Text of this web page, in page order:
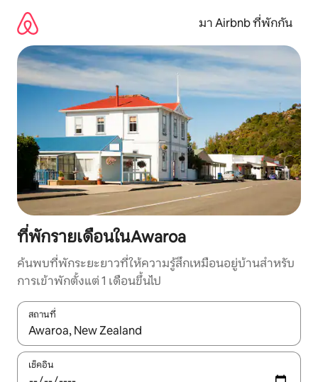
เนื้อหา
มา Airbnb ที่พักกัน
ที่พักรายเดือนในAwaroa
ค้นพบที่พักระยะยาวที่ให้ความรู้สึกเหมือนอยู่บ้านสำหรับ
การเข้าพักตั้งแต่ 1 เดือนขึ้นไป
สถานที่
ใช้ลูกศรขึ้นลง หรือใช้การสัมผัสหรือปัด เพื่อสำรวจผลการค้นหา
เช็คอิน